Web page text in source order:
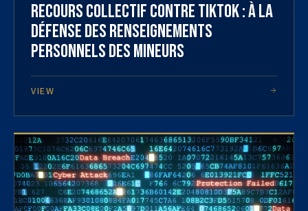
Recours collectif contre TikTok : à la
défense des renseignements
personnels des mineurs
VIEW